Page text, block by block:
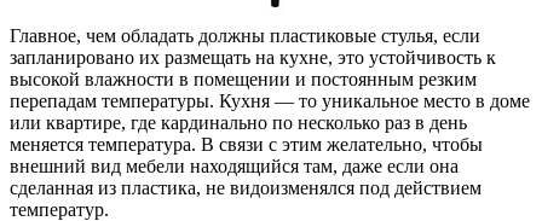
Главное, чем обладать должны пластиковые стулья, если
запланировано их размещать на кухне, это устойчивость к
высокой влажности в помещении и постоянным резким
перепадам температуры. Кухня — то уникальное место в доме
или квартире, где кардинально по несколько раз в день
меняется температура. В связи с этим желательно, чтобы
внешний вид мебели находящийся там, даже если она
сделанная из пластика, не видоизменялся под действием
температур.